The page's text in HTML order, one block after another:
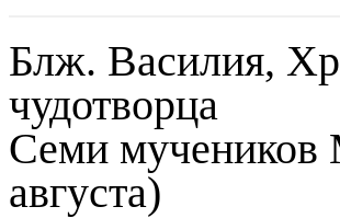
Блж. Василия,
чудотворца
Семи мучеников
августа)